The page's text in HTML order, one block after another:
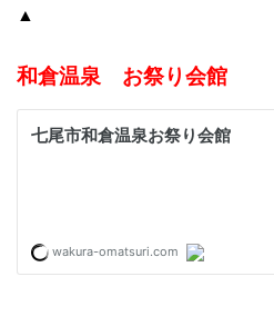
▲
和倉温泉 お祭り会館